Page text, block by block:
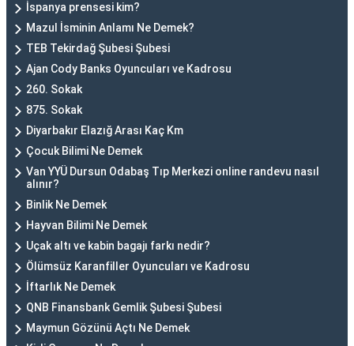
İspanya prensesi kim?
Mazul İsminin Anlamı Ne Demek?
TEB Tekirdağ Şubesi Şubesi
Ajan Cody Banks Oyuncuları ve Kadrosu
260. Sokak
875. Sokak
Diyarbakır Elazığ Arası Kaç Km
Çocuk Bilimi Ne Demek
Van YYÜ Dursun Odabaş Tıp Merkezi online randevu nasıl
alınır?
Binlik Ne Demek
Hayvan Bilimi Ne Demek
Uçak altı ve kabin bagajı farkı nedir?
Ölümsüz Karanfiller Oyuncuları ve Kadrosu
İftarlık Ne Demek
QNB Finansbank Gemlik Şubesi Şubesi
Maymun Gözünü Açtı Ne Demek